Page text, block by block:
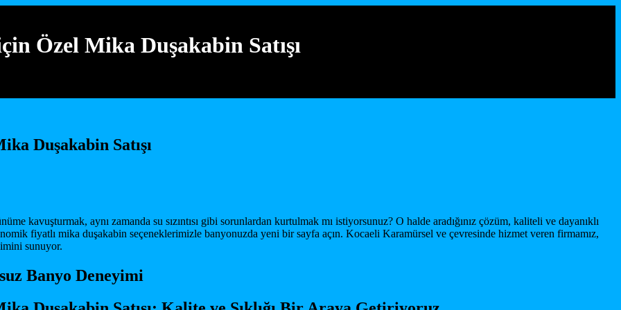
Özel Mika Duşakabin Satışı
Duşakabin Satışı
kavuşturmak, aynı zamanda su sızıntısı gibi sorunlardan kurtulmak mı istiyorsunuz? O halde aradığınız çözüm, kaliteli ve dayanıklı
fiyatlı mika duşakabin seçeneklerimizle banyonuzda yeni bir sayfa açın. Kocaeli Karamürsel ve çevresinde hizmet veren firmamız,
sunuyor.
Banyo Deneyimi